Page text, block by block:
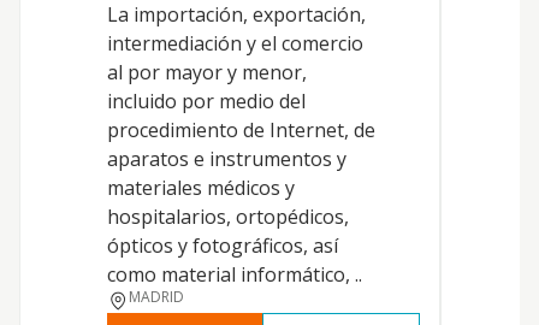
La importación, exportación,
intermediación y el comercio
al por mayor y menor,
incluido por medio del
procedimiento de Internet, de
aparatos e instrumentos y
materiales médicos y
hospitalarios, ortopédicos,
ópticos y fotográficos, así
como material informático, ..
MADRID